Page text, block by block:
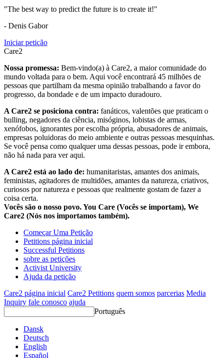
"The best way to predict the future is to create it!"
- Denis Gabor
Iniciar petição
Care2
Nossa promessa: Bem-vindo(a) à Care2, a maior comunidade do
mundo voltada para o bem. Aqui você encontrará 45 milhões de
pessoas que partilham da mesma opinião trabalhando a favor do
progresso, da bondade e de um impacto duradouro.
A Care2 se posiciona contra: fanáticos, valentões que praticam o
bulling, negadores da ciência, misóginos, lobistas de armas,
xenófobos, ignorantes por escolha própria, abusadores de animais,
empresas poluidoras do meio ambiente e outras pessoas mesquinhas.
Se você pensa como qualquer uma dessas pessoas, pode ir embora,
não há nada para ver aqui.
A Care2 está ao lado de: humanitaristas, amantes dos animais,
feministas, agitadores de multidões, amantes da natureza, criativos,
curiosos por natureza e pessoas que realmente gostam de fazer a
coisa certa.
Vocês são o nosso povo. You Care (Vocês se importam), We
Care2 (Nós nos importamos também).
Começar Uma Petição
Petitions página inicial
Successful Petitions
sobre as petições
Activist University
Ajuda da petição
Care2 página inicial Care2 Petitions quem somos parcerias Media
Inquiry fale conosco ajuda
Português
Dansk
Deutsch
English
Español